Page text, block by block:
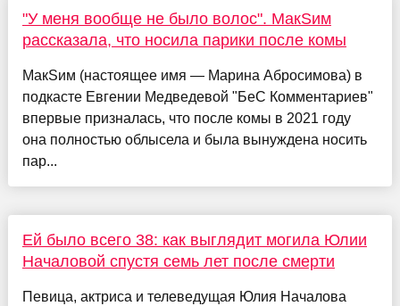
"У меня вообще не было волос". МакSим
рассказала, что носила парики после комы
МакSим (настоящее имя — Марина Абросимова) в
подкасте Евгении Медведевой "БеС Комментариев"
впервые призналась, что после комы в 2021 году
она полностью облысела и была вынуждена носить
пар...
Ей было всего 38: как выглядит могила Юлии
Началовой спустя семь лет после смерти
Певица, актриса и телеведущая Юлия Началова